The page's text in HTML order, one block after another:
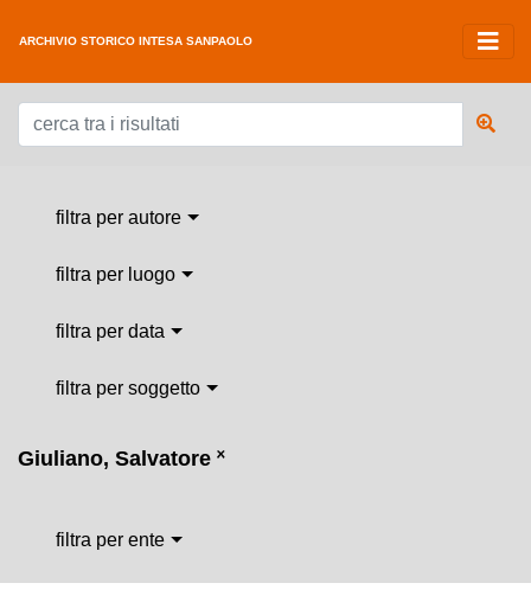
ARCHIVIO STORICO INTESA SANPAOLO
filtra per autore
filtra per luogo
filtra per data
filtra per soggetto
Giuliano, Salvatore ˟
filtra per ente